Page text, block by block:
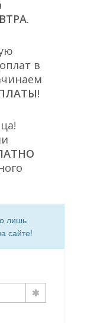
.
в
!
лишь
сайте!